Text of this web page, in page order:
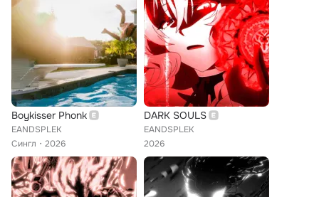
Boykisser Phonk
EANDSPLEK
Сингл
2026
DARK SOULS
EANDSPLEK
2026